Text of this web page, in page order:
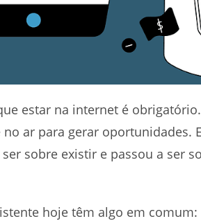
estar na internet é
ar para gerar oportunidades.
sobre existir e passou a ser
hoje têm algo em comum: